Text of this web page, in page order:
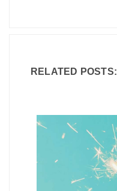
RELATED POSTS: